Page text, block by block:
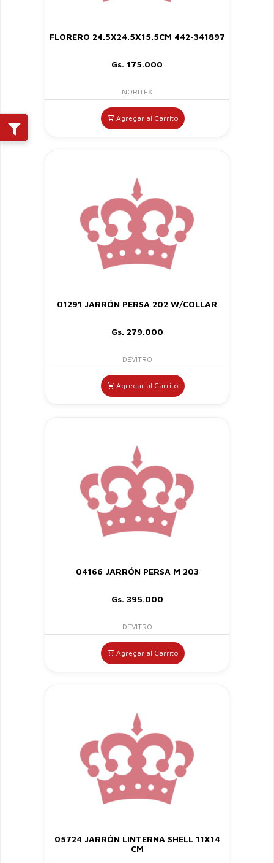
FLORERO 24.5X24.5X15.5CM 442-341897
Gs. 175.000
NORITEX
Agregar al Carrito
01291 JARRÓN PERSA 202 W/COLLAR
Gs. 279.000
DEVITRO
Agregar al Carrito
04166 JARRÓN PERSA M 203
Gs. 395.000
DEVITRO
Agregar al Carrito
05724 JARRÓN LINTERNA SHELL 11X14
CM